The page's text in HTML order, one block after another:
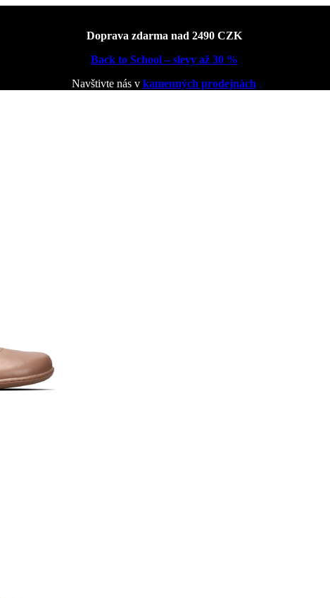
Doprava zdarma nad 2490 CZK
Back to School – slevy až 30 %
Navštivte nás v kamenných prodejnách